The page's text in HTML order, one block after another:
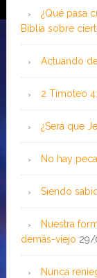
¿Qué pasa
Biblia sobre
Actuando
2 Timoteo
¿Será que
No hay
Siendo
Nuestra
demás-viejo
Nunca